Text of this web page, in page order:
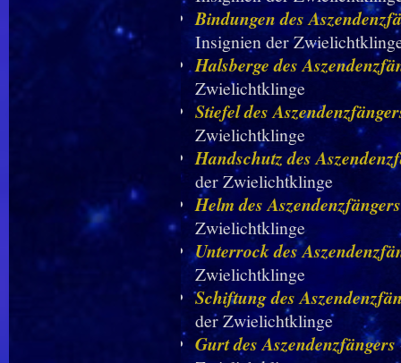
Bindungen des
Insignien der
Halsberge des
Zwielichtklinge
Stiefel des
Zwielichtklinge
Handschutz des
der Zwielichtklinge
Helm des Aszendenzfängers
Zwielichtklinge
Unterrock des
Zwielichtklinge
Schiftung des
der Zwielichtklinge
Gurt des Aszendenzfängers